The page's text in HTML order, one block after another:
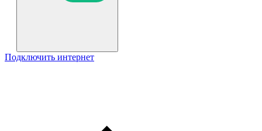
Подключить интернет